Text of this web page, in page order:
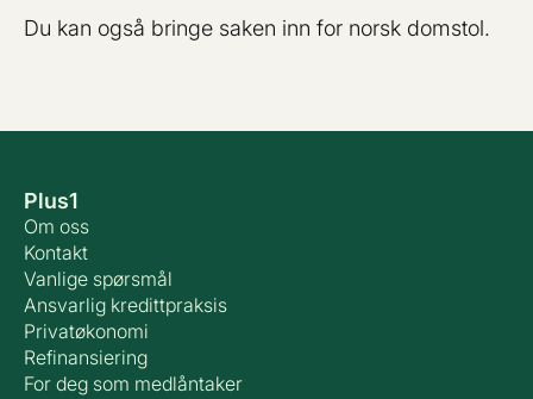
Du kan også bringe saken inn for norsk domstol.
Plus1
Om oss
Kontakt
Vanlige spørsmål
Ansvarlig kredittpraksis
Privatøkonomi
Refinansiering
For deg som medlåntaker